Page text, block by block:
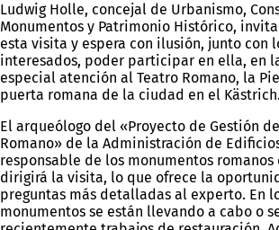
Ludwig Holle, concejal de Urbanismo,
Monumentos y Patrimonio Histórico,
esta visita y espera con ilusión, junto con
interesados, poder participar en ella, en
especial atención al Teatro Romano, la
puerta romana de la ciudad en el Kästrich.
El arqueólogo del «Proyecto de Gestión
Romano» de la Administración de
responsable de los monumentos
dirigirá la visita, lo que ofrece la
preguntas más detalladas al experto. En
monumentos se están llevando a cabo o